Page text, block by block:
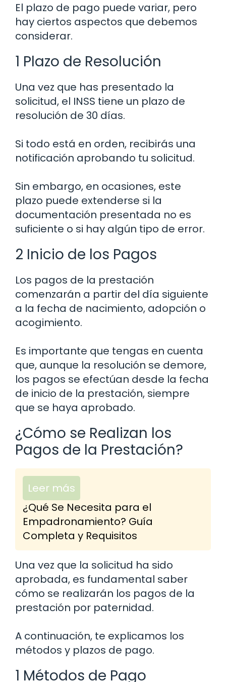
El plazo de pago puede variar, pero
hay ciertos aspectos que debemos
considerar.
1 Plazo de Resolución
Una vez que has presentado la
solicitud, el INSS tiene un plazo de
resolución de 30 días.
Si todo está en orden, recibirás una
notificación aprobando tu solicitud.
Sin embargo, en ocasiones, este
plazo puede extenderse si la
documentación presentada no es
suficiente o si hay algún tipo de error.
2 Inicio de los Pagos
Los pagos de la prestación
comenzarán a partir del día siguiente
a la fecha de nacimiento, adopción o
acogimiento.
Es importante que tengas en cuenta
que, aunque la resolución se demore,
los pagos se efectúan desde la fecha
de inicio de la prestación, siempre
que se haya aprobado.
¿Cómo se Realizan los
Pagos de la Prestación?
Leer más
¿Qué Se Necesita para el
Empadronamiento? Guía
Completa y Requisitos
Una vez que la solicitud ha sido
aprobada, es fundamental saber
cómo se realizarán los pagos de la
prestación por paternidad.
A continuación, te explicamos los
métodos y plazos de pago.
1 Métodos de Pago